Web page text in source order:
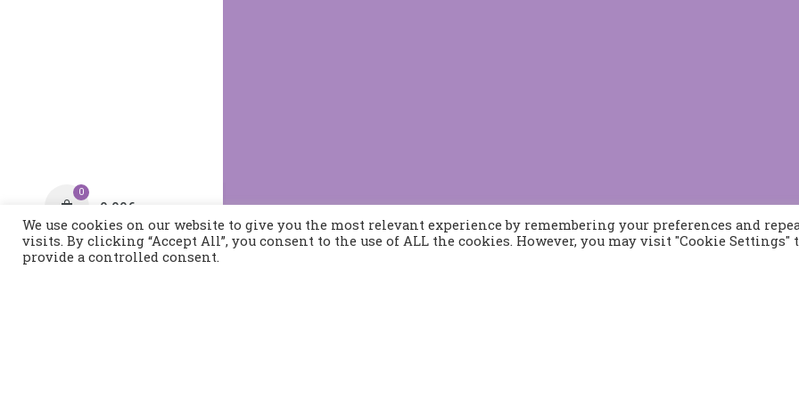
0,00€
0
We use cookies on our website to give you the most relevant experience by remembering your preferences and
visits. By clicking “Accept All”, you consent to the use of ALL the cookies. However, you may visit "Cookie Settings"
provide a controlled consent.